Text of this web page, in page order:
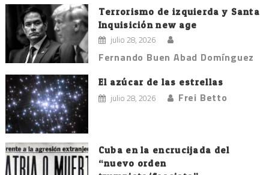
Terrorismo de izquierda y Santa
Inquisición new age
julio 28, 2026
Fernando Buen Abad Domínguez
El azúcar de las estrellas
julio 28, 2026 Frei Betto
Cuba en la encrucijada del
“nuevo orden